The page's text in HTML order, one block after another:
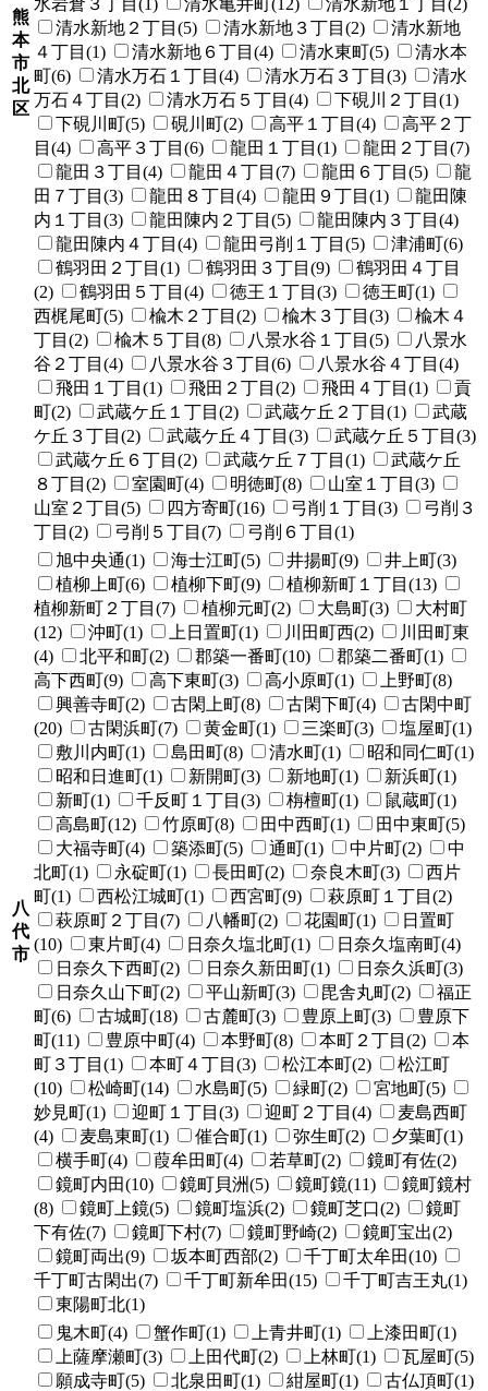
熊
本
市
北
区
清水新地２丁目(5)
清水新地３丁目(2)
清水新地
４丁目(1)
清水新地６丁目(4) 清水東町(5)
清水本
町(6)
清水万石１丁目(4) 清水万石３丁目(3)
清水
万石４丁目(2)
清水万石５丁目(4)
下硯川２丁目(1)
下硯川町(5)
硯川町(2) 高平１丁目(4)
高平２丁
目(4)
高平３丁目(6) 龍田１丁目(1)
龍田２丁目(7)
龍田３丁目(4)
龍田４丁目(7) 龍田６丁目(5)
龍
田７丁目(3)
龍田８丁目(4) 龍田９丁目(1)
龍田陳
内１丁目(3)
龍田陳内２丁目(5)
龍田陳内３丁目(4)
龍田陳内４丁目(4)
龍田弓削１丁目(5)
津浦町(6)
鶴羽田２丁目(1)
鶴羽田３丁目(9)
鶴羽田４丁目
(2)
鶴羽田５丁目(4) 徳王１丁目(3)
徳王町(1)
西梶尾町(5)
楡木２丁目(2) 楡木３丁目(3)
楡木４
丁目(2)
楡木５丁目(8) 八景水谷１丁目(5)
八景水
谷２丁目(4)
八景水谷３丁目(6)
八景水谷４丁目(4)
飛田１丁目(1)
飛田２丁目(2) 飛田４丁目(1)
貢
町(2)
武蔵ケ丘１丁目(2) 武蔵ケ丘２丁目(1)
武蔵
ケ丘３丁目(2)
武蔵ケ丘４丁目(3)
武蔵ケ丘５丁目(3)
武蔵ケ丘６丁目(2)
武蔵ケ丘７丁目(1)
武蔵ケ丘
８丁目(2)
室園町(4) 明徳町(8)
山室１丁目(3)
山室２丁目(5)
四方寄町(16) 弓削１丁目(3)
弓削３
丁目(2)
弓削５丁目(7) 弓削６丁目(1)
八
代
市
旭中央通(1) 海士江町(5) 井揚町(9)
井上町(3)
植柳上町(6)
植柳下町(9)
植柳新町１丁目(13)
植柳新町２丁目(7)
植柳元町(2) 大島町(3)
大村町
(12)
沖町(1) 上日置町(1) 川田町西(2)
川田町東
(4)
北平和町(2) 郡築一番町(10)
郡築二番町(1)
高下西町(9)
高下東町(3) 高小原町(1)
上野町(8)
興善寺町(2)
古閑上町(8) 古閑下町(4)
古閑中町
(20)
古閑浜町(7) 黄金町(1) 三楽町(3)
塩屋町(1)
敷川内町(1)
島田町(8) 清水町(1)
昭和同仁町(1)
昭和日進町(1)
新開町(3) 新地町(1)
新浜町(1)
新町(1)
千反町１丁目(3) 栴檀町(1)
鼠蔵町(1)
高島町(12)
竹原町(8) 田中西町(1)
田中東町(5)
大福寺町(4)
築添町(5) 通町(1) 中片町(2)
中
北町(1)
永碇町(1) 長田町(2) 奈良木町(3)
西片
町(1)
西松江城町(1) 西宮町(9)
萩原町１丁目(2)
萩原町２丁目(7)
八幡町(2) 花園町(1)
日置町
(10)
東片町(4) 日奈久塩北町(1)
日奈久塩南町(4)
日奈久下西町(2)
日奈久新田町(1)
日奈久浜町(3)
日奈久山下町(2)
平山新町(3) 毘舎丸町(2)
福正
町(6)
古城町(18) 古麓町(3) 豊原上町(3)
豊原下
町(11)
豊原中町(4) 本野町(8) 本町２丁目(2)
本
町３丁目(1)
本町４丁目(3) 松江本町(2)
松江町
(10)
松崎町(14) 水島町(5) 緑町(2)
宮地町(5)
妙見町(1)
迎町１丁目(3) 迎町２丁目(4)
麦島西町
(4)
麦島東町(1) 催合町(1) 弥生町(2)
夕葉町(1)
横手町(4)
葭牟田町(4) 若草町(2)
鏡町有佐(2)
鏡町内田(10)
鏡町貝洲(5) 鏡町鏡(11)
鏡町鏡村
(8)
鏡町上鏡(5) 鏡町塩浜(2) 鏡町芝口(2)
鏡町
下有佐(7)
鏡町下村(7) 鏡町野崎(2)
鏡町宝出(2)
鏡町両出(9)
坂本町西部(2)
千丁町太牟田(10)
千丁町古閑出(7)
千丁町新牟田(15)
千丁町吉王丸(1)
東陽町北(1)
鬼木町(4)
蟹作町(1) 上青井町(1)
上漆田町(1)
上薩摩瀬町(3)
上田代町(2) 上林町(1)
瓦屋町(5)
願成寺町(5)
北泉田町(1) 紺屋町(1) 古仏頂町(1)